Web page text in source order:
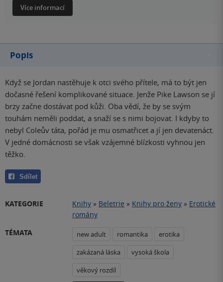
Více informací
Popis
Když se Jordan nastěhuje k otci svého přítele, má to být jen
dočasné řešení komplikované situace. Jenže Pike Lawson se jí
brzy začne dostávat pod kůži. Oba vědí, že by se svým
touhám neměli poddat, a snaží se s nimi bojovat. I kdyby to
nebyl Coleův táta, pořád je mu osmatřicet a jí jen devatenáct.
V jedné domácnosti se však vzájemné blízkosti vyhnou jen
těžko.
Sdílet
KATEGORIE Knihy » Beletrie » Knihy pro ženy » Erotické
romány
TÉMATA
new adult romantika
erotika
zakázaná láska
vysoká škola
věkový rozdíl